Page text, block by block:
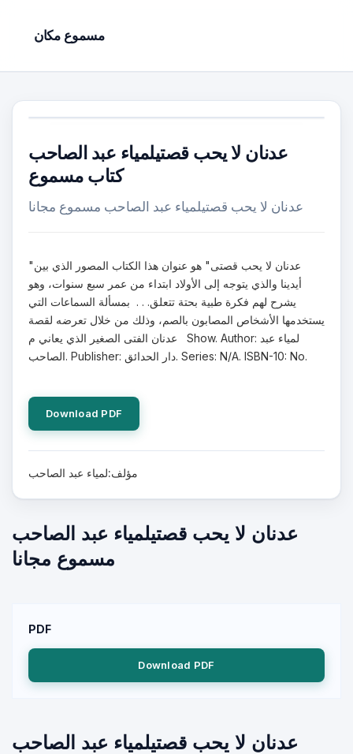
مسموع مكان
عدنان لا يحب قصتيلمياء عبد الصاحب
كتاب مسموع
عدنان لا يحب قصتيلمياء عبد الصاحب مسموع مجانا
"عدنان لا يحب قصتى" هو عنوان هذا الكتاب المصور الذي بين
أيدينا والذي يتوجه إلى الأولاد ابتداء من عمر سبع سنوات، وهو
يشرح لهم فكرة طبية بحتة تتعلق. . . بمسألة السماعات التي
يستخدمها الأشخاص المصابون بالصم، وذلك من خلال تعرضه لقصة
عدنان الفتى الصغير الذي يعاني م Show. Author: لمياء عبد
الصاحب. Publisher: دار الحدائق. Series: N/A. ISBN-10: No.
Download PDF
مؤلف:لمياء عبد الصاحب
عدنان لا يحب قصتيلمياء عبد الصاحب
مسموع مجانا
PDF
Download PDF
عدنان لا يحب قصتيلمياء عبد الصاحب